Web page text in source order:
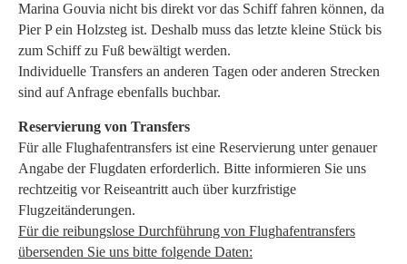
Marina Gouvia nicht bis direkt vor das Schiff fahren können, da
Pier P ein Holzsteg ist. Deshalb muss das letzte kleine Stück bis
zum Schiff zu Fuß bewältigt werden.
Individuelle Transfers an anderen Tagen oder anderen Strecken
sind auf Anfrage ebenfalls buchbar.
Reservierung von Transfers
Für alle Flughafentransfers ist eine Reservierung unter genauer
Angabe der Flugdaten erforderlich. Bitte informieren Sie uns
rechtzeitig vor Reiseantritt auch über kurzfristige
Flugzeitänderungen.
Für die reibungslose Durchführung von Flughafentransfers
übersenden Sie uns bitte folgende Daten: